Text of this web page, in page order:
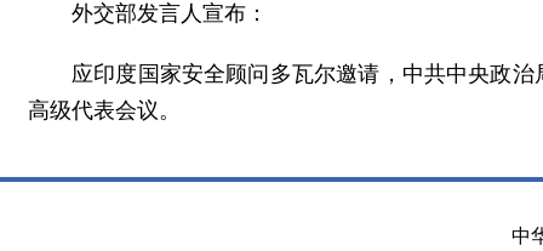
外交部发言人宣布：
应印度国家安全顾问多瓦尔邀请，中共中央政
高级代表会议。
中